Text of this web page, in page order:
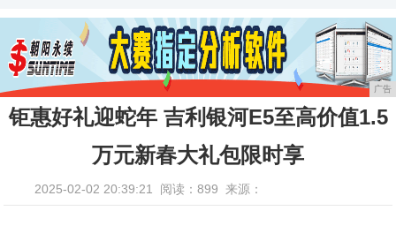
广告
钜惠好礼迎蛇年 吉利银河E5至高价值1.5
万元新春大礼包限时享
2025-02-02 20:39:21 阅读：899 来源：